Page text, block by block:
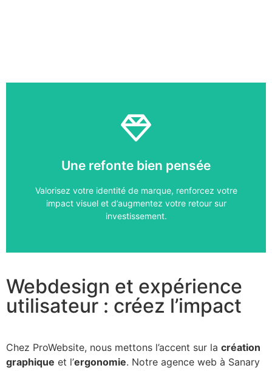
Une refonte bien pensée
Valorisez votre identité de marque, renforcez votre
impact visuel et d’augmentez votre retour sur
investissement.
Rencontrons-nous
Échangeons sur votre projet
09 51 20 32 52
Webdesign et expérience
utilisateur : créez l’impact
Chez ProWebsite, nous mettons l’accent sur la création
graphique et l’ergonomie. Notre agence web à Sanary